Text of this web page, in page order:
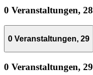
0 Veranstaltungen, 28
0 Veranstaltungen, 29
0 Veranstaltungen, 29